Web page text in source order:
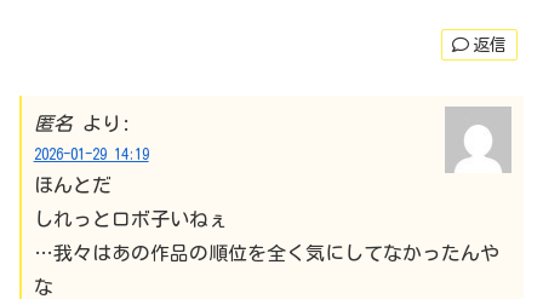
返信
匿名 より:
2026-01-29 14:19
ほんとだ
しれっとロボ子いねぇ
…我々はあの作品の順位を全く気にしてなかったんや
な